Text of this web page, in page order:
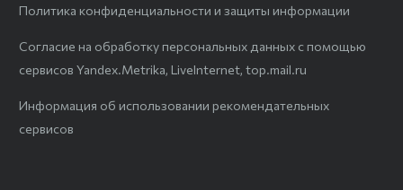
Политика конфиденциальности и защиты информации
Согласие на обработку персональных данных с помощью
сервисов Yandex.Metrika, LiveInternet, top.mail.ru
Информация об использовании рекомендательных
сервисов